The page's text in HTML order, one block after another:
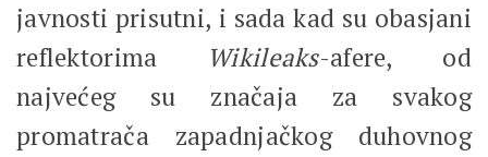
javnosti prisutni, i sada kad su obasjani
reflektorima
Wikileaks-afere, od
najvećeg su značaja za svakog
promatrača zapadnjačkog duhovnog